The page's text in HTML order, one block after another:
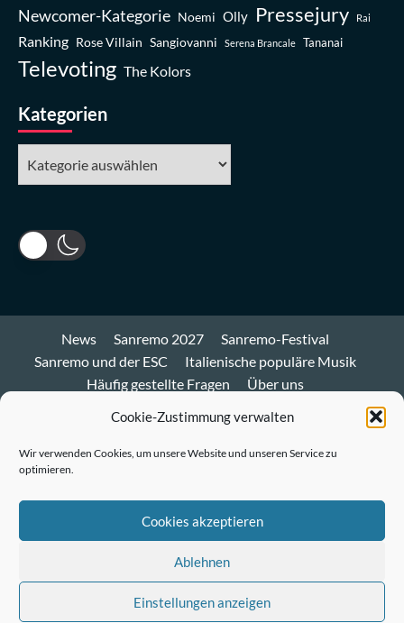
Cookie-Zustimmung verwalten
Wir verwenden Cookies, um unsere Website und unseren Service zu
optimieren.
Cookies akzeptieren
Ablehnen
Einstellungen anzeigen
Newcomer-Kategorie Noemi Olly Pressejury Rai
Ranking Rose Villain Sangiovanni Serena Brancale Tananai
Televoting The Kolors
Kategorien
News Sanremo 2027
Sanremo-Festival
Sanremo und der ESC
Italienische populäre Musik
Häufig gestellte Fragen
Über uns
Mastodon
Twitter
LinkedIn